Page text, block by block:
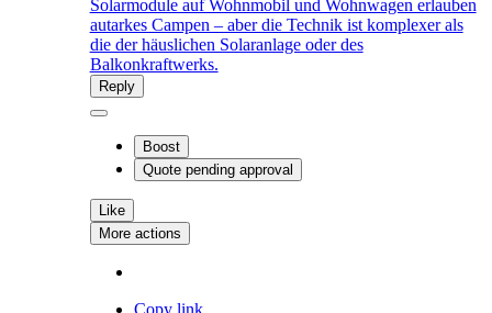
Solarmodule auf Wohnmobil und Wohnwagen erlauben
autarkes Campen – aber die Technik ist komplexer als
die der häuslichen Solaranlage oder des
Balkonkraftwerks.
Reply
Boost
Quote pending approval
Like
More actions
Copy link